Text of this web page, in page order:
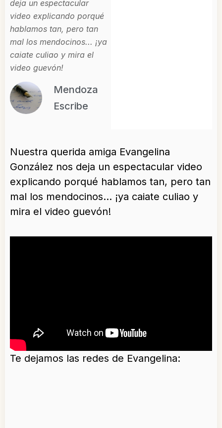
deja un espectacular
video explicando porqué
hablamos tan, pero tan
mal los mendocinos... ¡ya
caiate culiao y mira el
video guevón!
Mendoza
Escribe
Nuestra querida amiga Evangelina
González nos deja un espectacular video
explicando porqué hablamos tan, pero tan
mal los mendocinos… ¡ya caiate culiao y
mira el video guevón!
Te dejamos las redes de Evangelina: